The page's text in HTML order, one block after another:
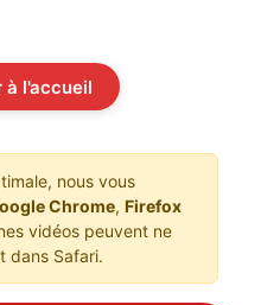
à l'accueil
nous vous
Chrome, Firefox
vidéos peuvent ne
dans Safari.